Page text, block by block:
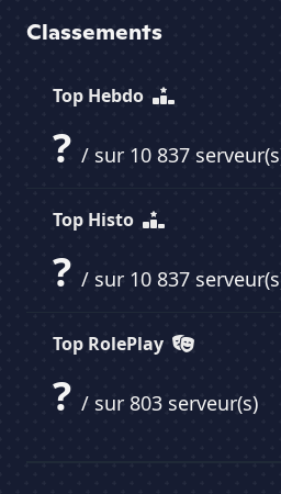
Classements
Top Hebdo
? / sur 10 837
Top Histo
? / sur 10 837
Top RolePlay
? / sur 803 serveur(s)